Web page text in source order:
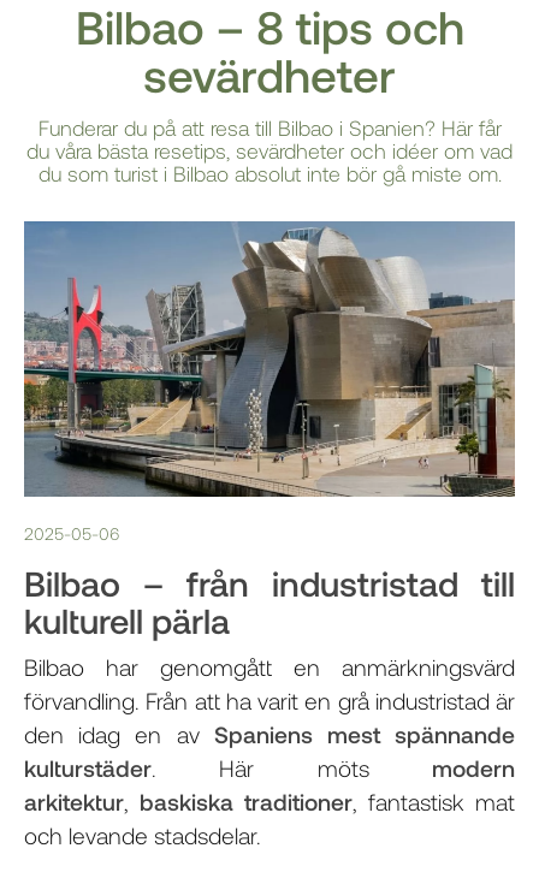
Bilbao – 8 tips och
sevärdheter
Funderar du på att resa till Bilbao i Spanien? Här får
du våra bästa resetips, sevärdheter och idéer om vad
du som turist i Bilbao absolut inte bör gå miste om.
2025-05-06
Bilbao – från industristad till
kulturell pärla
Bilbao har genomgått en anmärkningsvärd
förvandling. Från att ha varit en grå industristad är
den idag en av Spaniens mest spännande
kulturstäder. Här möts modern
arkitektur, baskiska traditioner, fantastisk mat
och levande stadsdelar.